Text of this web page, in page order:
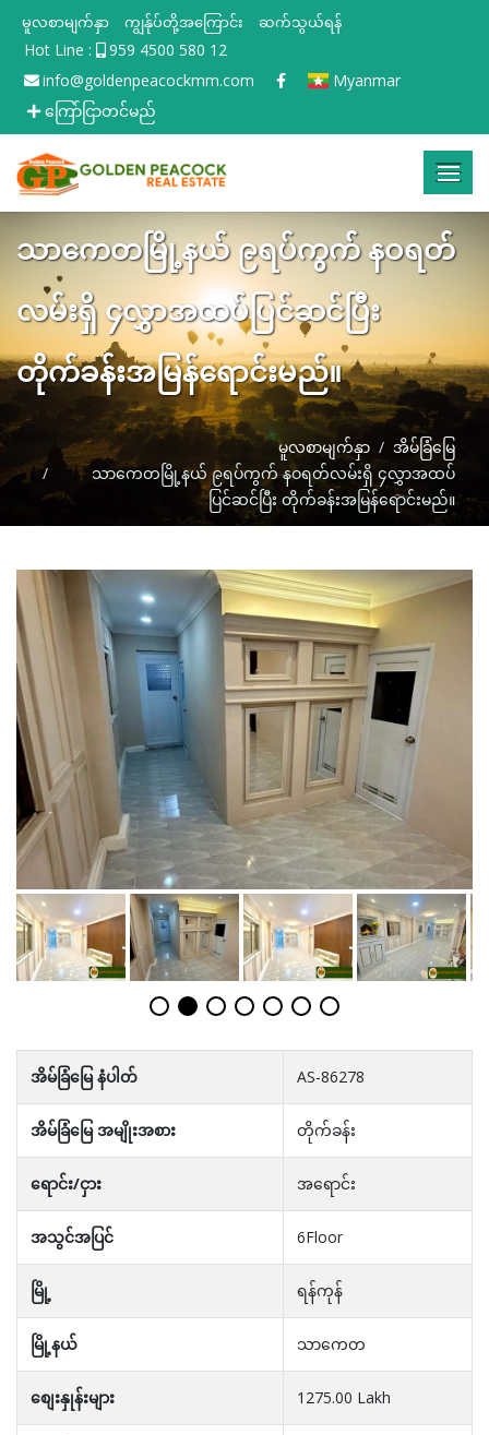
မူလစာမျက်နှာ ကျွန်ုပ်တို့အကြောင်း ဆက်သွယ်ရန်
Hot Line :
959 4500 580 12
info@goldenpeacockmm.com
Myanmar
ကြော်ငြာတင်မည်
သာကေတမြို့နယ် ၉ရပ်ကွက် နဝရတ်
လမ်းရှိ ၄လွှာအထပ်ပြင်ဆင်ပြီး
တိုက်ခန်းအမြန်ရောင်းမည်။
မူလစာမျက်နှာ
အိမ်ခြံမြေ
သာကေတမြို့နယ် ၉ရပ်ကွက် နဝရတ်လမ်းရှိ ၄လွှာအထပ်
ပြင်ဆင်ပြီး တိုက်ခန်းအမြန်ရောင်းမည်။
အိမ်ခြံမြေ နံပါတ် AS-86278
အိမ်ခြံမြေ အမျိုးအစား တိုက်ခန်း
ရောင်း/ငှား အရောင်း
အသွင်အပြင် 6Floor
မြို့ ရန်ကုန်
မြို့နယ် သာကေတ
စျေးနှုန်းများ 1275.00 Lakh